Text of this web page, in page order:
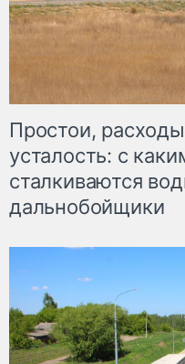
Простои,
усталость: с
сталкиваются
дальнобойщики